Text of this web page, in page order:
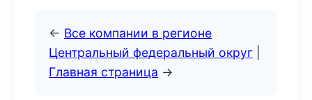
← Все компании в регионе
Центральный федеральный округ
Главная страница →